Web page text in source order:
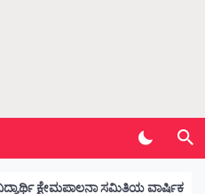
– ಕುಂದ ವಾಹಿನಿ
ಕ್ಷೇಮಪಾಲನಾ ಸಮಿತಿಯ ವಾರ್ಷಿಕ